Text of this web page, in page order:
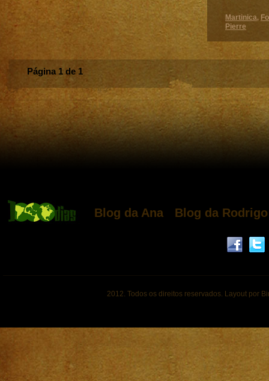
Martinica,
Pierre
Página 1 de 1
Blog da Ana Blog da Rodrigo
2012. Todos os direitos reservados. Layout por